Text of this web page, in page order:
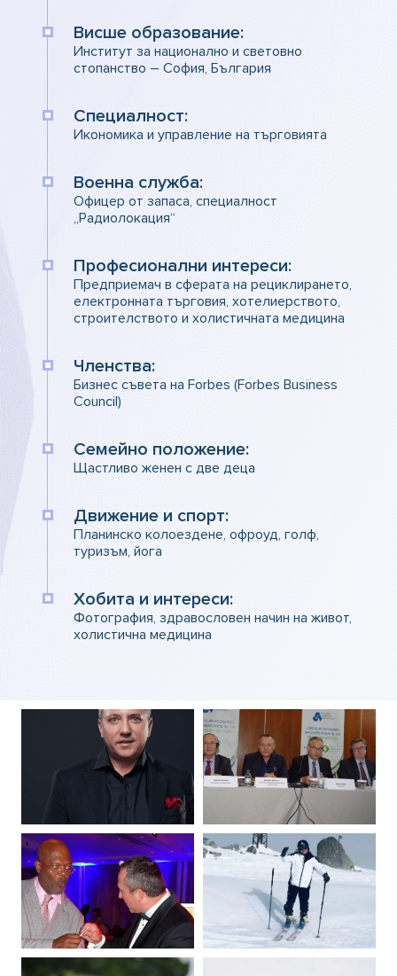
Висше образование:
Институт за национално и световно
стопанство – София, България
Специалност:
Икономика и управление на търговията
Военна служба:
Офицер от запаса, специалност
„Радиолокация“
Професионални интереси:
Предприемач в сферата на рециклирането,
електронната търговия, хотелиерството,
строителството и холистичната медицина
Членства:
Бизнес съвета на Forbes (Forbes Business
Council)
Семейно положение:
Щастливо женен с две деца
Движение и спорт:
Планинско колоездене, офроуд, голф,
туризъм, йога
Хобита и интереси:
Фотография, здравословен начин на живот,
холистична медицина